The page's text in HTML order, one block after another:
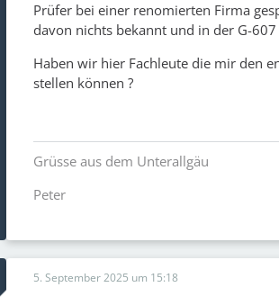
Prüfer bei einer renomierten Firma
davon nichts bekannt und in der G-
Haben wir hier Fachleute die mir den
stellen können ?
Grüsse aus dem Unterallgäu
Peter
5. September 2025 um 15:18